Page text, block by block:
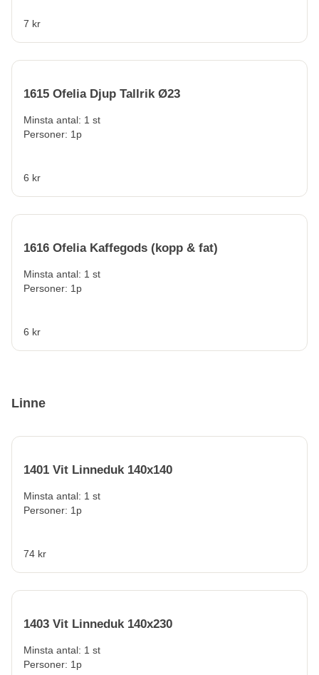
7 kr
1615 Ofelia Djup Tallrik Ø23
Minsta antal: 1 st
Personer: 1p
6 kr
1616 Ofelia Kaffegods (kopp & fat)
Minsta antal: 1 st
Personer: 1p
6 kr
Linne
1401 Vit Linneduk 140x140
Minsta antal: 1 st
Personer: 1p
74 kr
1403 Vit Linneduk 140x230
Minsta antal: 1 st
Personer: 1p